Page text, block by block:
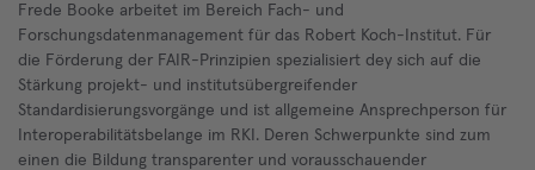
Frede Booke arbeitet im Bereich Fach- und
Forschungsdatenmanagement für das Robert Koch-Institut. Für
die Förderung der FAIR-Prinzipien spezialisiert dey sich auf die
Stärkung projekt- und institutsübergreifender
Standardisierungsvorgänge und ist allgemeine Ansprechperson für
Interoperabilitätsbelange im RKI. Deren Schwerpunkte sind zum
einen die Bildung transparenter und vorausschauender